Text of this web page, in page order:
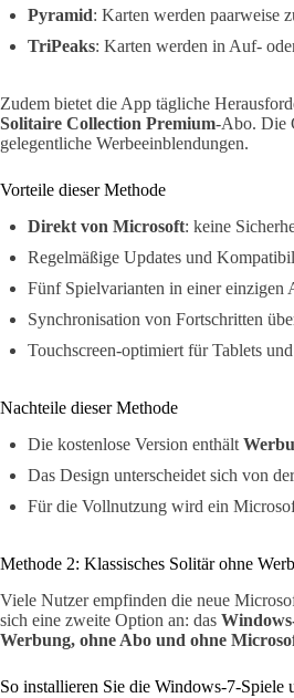
Pyramid: Karten werden paarweise
TriPeaks: Karten werden in Auf-
Zudem bietet die App tägliche
Solitaire Collection Premium-Abo. Die
gelegentliche Werbeeinblendungen.
Vorteile dieser Methode
Direkt von Microsoft: keine
Regelmäßige Updates und
Fünf Spielvarianten in einer einzigen
Synchronisation von Fortschritten
Touchscreen-optimiert für Tablets
Nachteile dieser Methode
Die kostenlose Version enthält
Das Design unterscheidet sich von
Für die Vollnutzung wird ein
Methode 2: Klassisches Solitär ohne
Viele Nutzer empfinden die neue
sich eine zweite Option an: das
Werbung, ohne Abo und ohne
So installieren Sie die Windows-7-Spiele